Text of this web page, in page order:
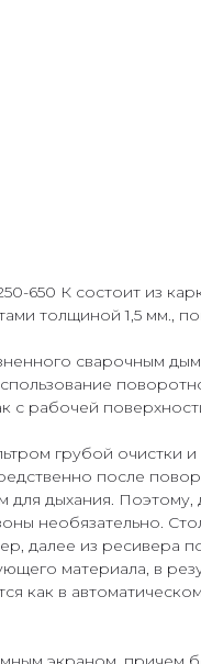
650 К состоит из
толщиной 1,5 мм.,
сварочным
с рабочей
грубой очистки
после
для дыхания.
необязательно.
далее из ресивера
материала, в
как в